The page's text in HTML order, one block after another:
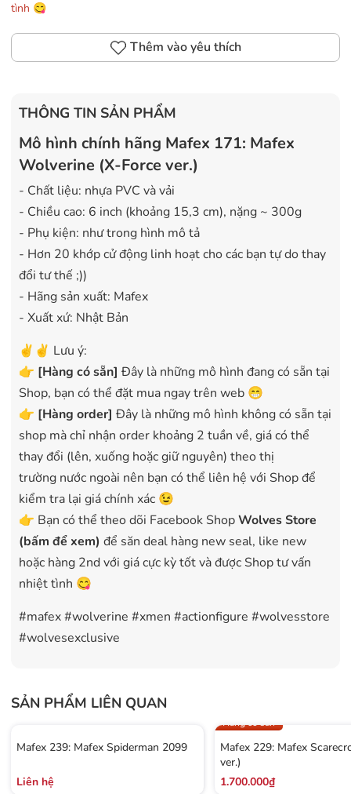
tình 😋
Thêm vào yêu thích
THÔNG TIN SẢN PHẨM
Mô hình chính hãng Mafex 171: Mafex
Wolverine (X-Force ver.)
- Chất liệu: nhựa PVC và vải
- Chiều cao: 6 inch (khoảng 15,3 cm), nặng ~ 300g
- Phụ kiện: như trong hình mô tả
- Hơn 20 khớp cử động linh hoạt cho các bạn tự do thay
đổi tư thế ;))
- Hãng sản xuất: Mafex
- Xuất xứ: Nhật Bản
✌️✌️ Lưu ý:
👉 [Hàng có sẵn] Đây là những mô hình đang có sẵn tại
Shop, bạn có thể đặt mua ngay trên web 😁
👉 [Hàng order] Đây là những mô hình không có sẵn tại
shop mà chỉ nhận order khoảng 2 tuần về, giá có thể
thay đổi (lên, xuống hoặc giữ nguyên) theo thị
trường nước ngoài nên bạn có thể liên hệ với Shop để
kiểm tra lại giá chính xác 😉
👉 Bạn có thể theo dõi Facebook ShopWolves Store
(bấm để xem) để săn deal hàng new seal, like new
hoặc hàng 2nd với giá cực kỳ tốt và được Shop tư vấn
nhiệt tình 😋
#mafex #wolverine #xmen #actionfigure #wolvesstore
#wolvesexclusive
SẢN PHẨM LIÊN QUAN
Mafex 239: Mafex Spiderman 2099
Liên hệ
Hàng có sẵn
Mafex 229: Mafex
ver.)
1.700.000₫